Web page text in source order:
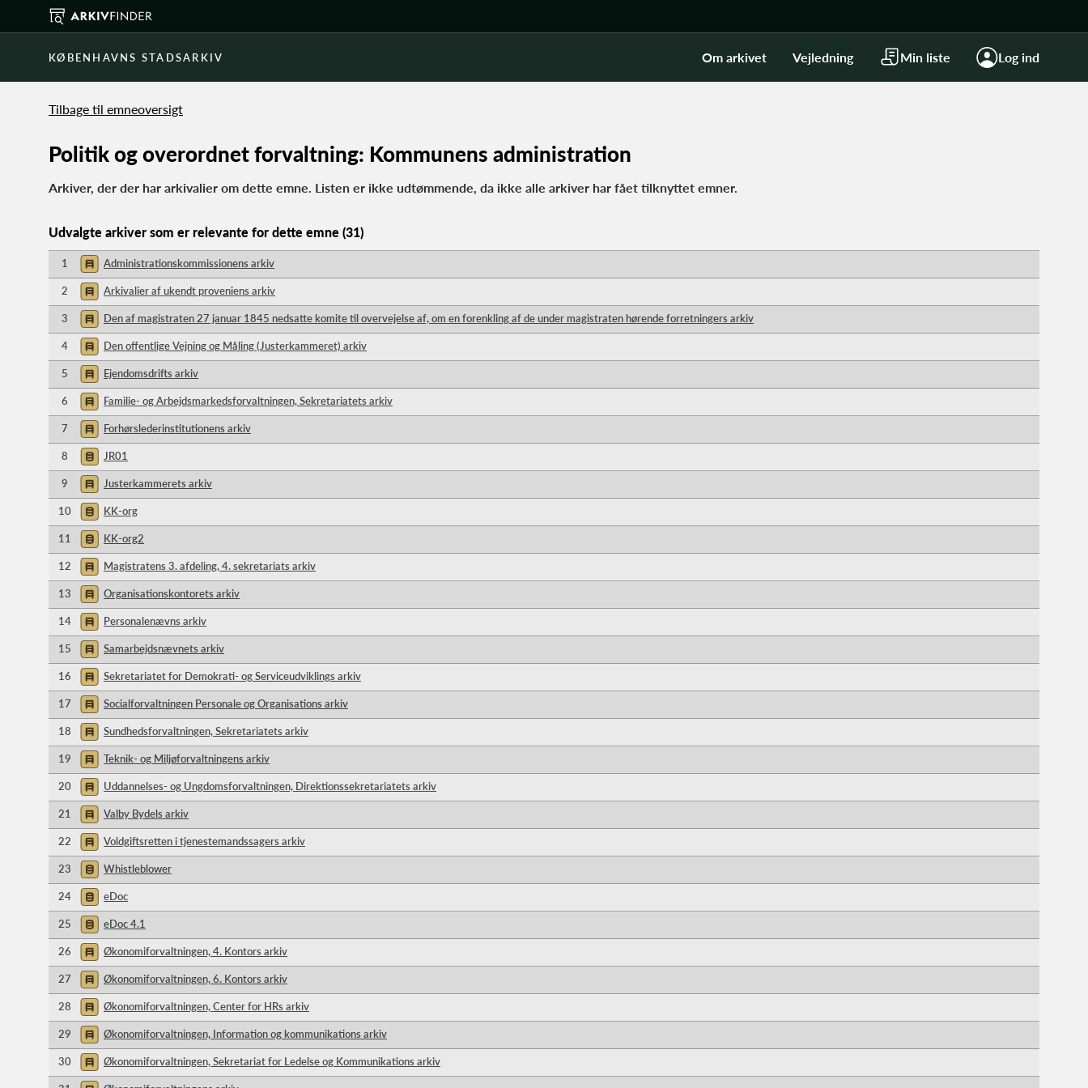
KØBENHAVNS STADSARKIV Om arkivet Vejledning Min liste Log ind
Tilbage til emneoversigt
Politik og overordnet forvaltning: Kommunens administration
Arkiver, der der har arkivalier om dette emne. Listen er ikke udtømmende, da ikke alle arkiver har fået tilknyttet emner.
Udvalgte arkiver som er relevante for dette emne (31)
1 Administrationskommissionens arkiv
2 Arkivalier af ukendt proveniens arkiv
3 Den af magistraten 27 januar 1845 nedsatte komite til overvejelse af, om en forenkling af de under magistraten hørende forretningers arkiv
4 Den offentlige Vejning og Måling (Justerkammeret) arkiv
5 Ejendomsdrifts arkiv
6 Familie- og Arbejdsmarkedsforvaltningen, Sekretariatets arkiv
7 Forhørslederinstitutionens arkiv
8 JR01
9 Justerkammerets arkiv
10 KK-org
11 KK-org2
12 Magistratens 3. afdeling, 4. sekretariats arkiv
13 Organisationskontorets arkiv
14 Personalenævns arkiv
15 Samarbejdsnævnets arkiv
16 Sekretariatet for Demokrati- og Serviceudviklings arkiv
17 Socialforvaltningen Personale og Organisations arkiv
18 Sundhedsforvaltningen, Sekretariatets arkiv
19 Teknik- og Miljøforvaltningens arkiv
20 Uddannelses- og Ungdomsforvaltningen, Direktionssekretariatets arkiv
21 Valby Bydels arkiv
22 Voldgiftsretten i tjenestemandssagers arkiv
23 Whistleblower
24 eDoc
25 eDoc 4.1
26 Økonomiforvaltningen, 4. Kontors arkiv
27 Økonomiforvaltningen, 6. Kontors arkiv
28 Økonomiforvaltningen, Center for HRs arkiv
29 Økonomiforvaltningen, Information og kommunikations arkiv
30 Økonomiforvaltningen, Sekretariat for Ledelse og Kommunikations arkiv